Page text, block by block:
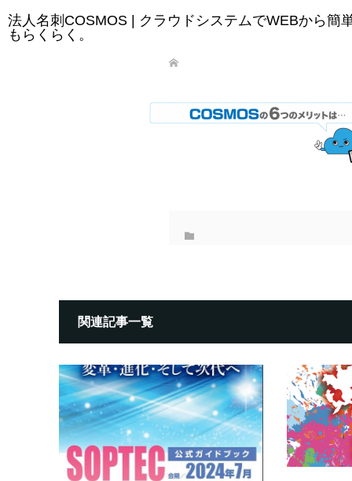
法人名刺COSMOS | クラウドシステムでWEBから簡
もらくらく。
関連記事一覧